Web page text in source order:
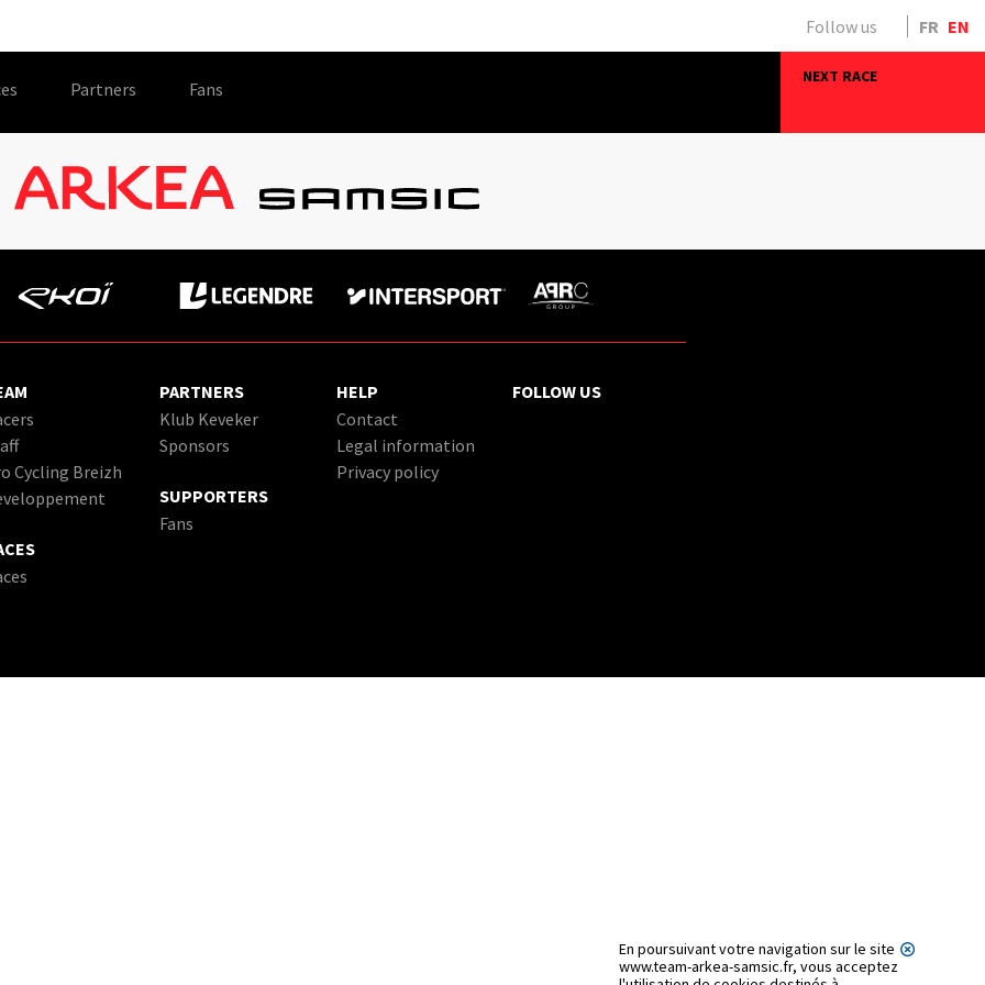
En poursuivant votre navigation sur le site
www.team-arkea-samsic.fr, vous acceptez
Follow us FR EN
Partners Fans
NEXT RACE
Cycling Breizh
PARTNERS
Klub Keveker
Sponsors
SUPPORTERS
Fans
HELP
Contact
Legal information
Privacy policy
FOLLOW US